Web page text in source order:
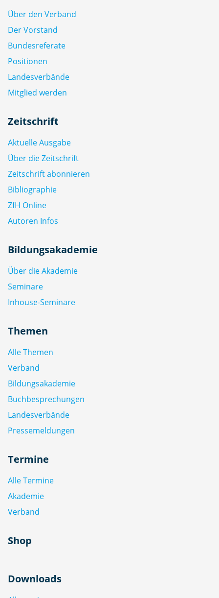
Über den Verband
Der Vorstand
Bundesreferate
Positionen
Landesverbände
Mitglied werden
Zeitschrift
Aktuelle Ausgabe
Über die Zeitschrift
Zeitschrift abonnieren
Bibliographie
ZfH Online
Autoren Infos
Bildungsakademie
Über die Akademie
Seminare
Inhouse-Seminare
Themen
Alle Themen
Verband
Bildungsakademie
Buchbesprechungen
Landesverbände
Pressemeldungen
Termine
Alle Termine
Akademie
Verband
Shop
Downloads